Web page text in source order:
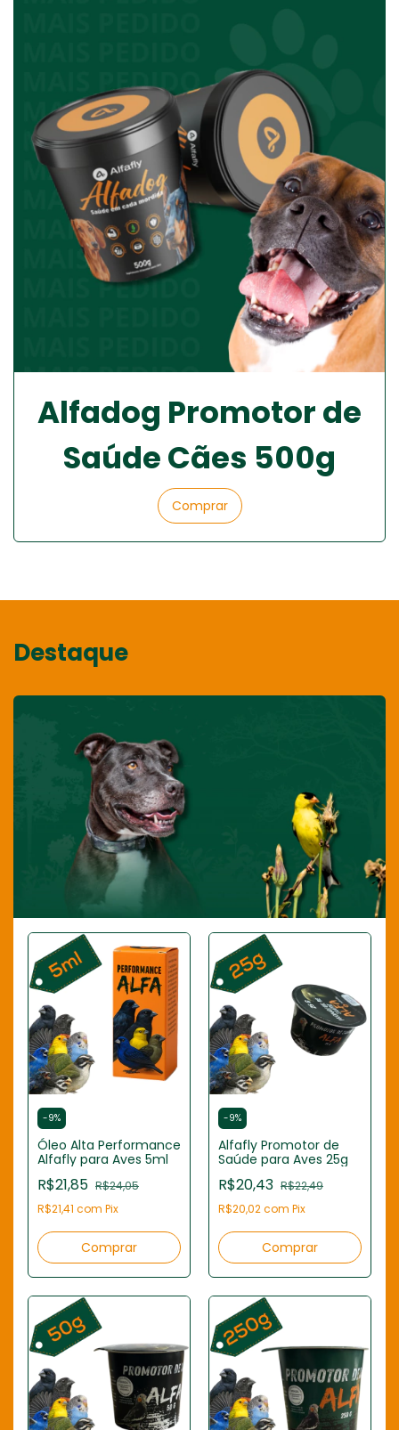
Alfadog Promotor de
Saúde Cães 500g
Comprar
Destaque
-9%
Óleo Alta Performance
Alfafly para Aves 5ml
R$21,85 R$24,05
R$21,41 com Pix
-9%
Alfafly Promotor de
Saúde para Aves 25g
R$20,43 R$22,49
R$20,02com Pix